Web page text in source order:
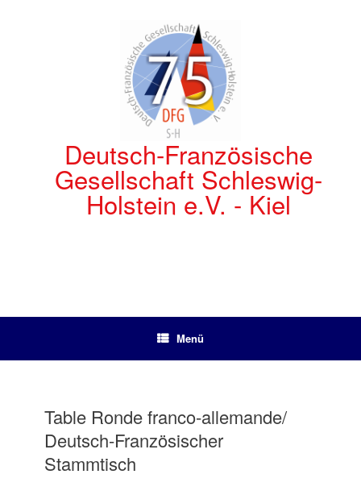
Deutsch-Französische
Gesellschaft Schleswig-
Holstein e.V. - Kiel
Menü
Table Ronde franco-allemande/
Deutsch-Französischer
Stammtisch